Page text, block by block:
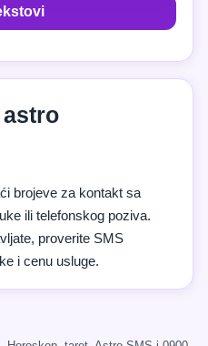
brojeve za kontakt sa
ili telefonskog poziva.
proverite SMS
i cenu usluge.